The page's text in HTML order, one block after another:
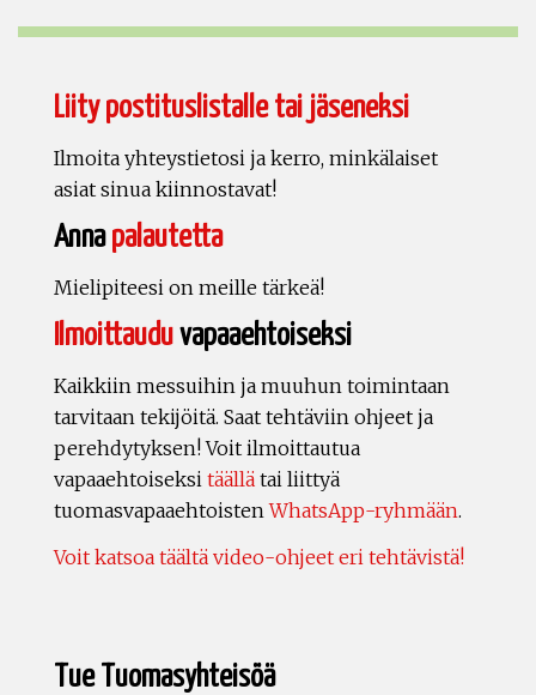
Liity postituslistalle tai jäseneksi
Ilmoita yhteystietosi ja kerro, minkälaiset
asiat sinua kiinnostavat!
Annapalautetta
Mielipiteesi on meille tärkeä!
Ilmoittauduvapaaehtoiseksi
Kaikkiin messuihin ja muuhun toimintaan
tarvitaan tekijöitä. Saat tehtäviin ohjeet ja
perehdytyksen! Voit ilmoittautua
vapaaehtoiseksi täällä tai liittyä
tuomasvapaaehtoistenWhatsApp-ryhmään.
Voit katsoa täältä video-ohjeet eri tehtävistä!
Tue Tuomasyhteisöä